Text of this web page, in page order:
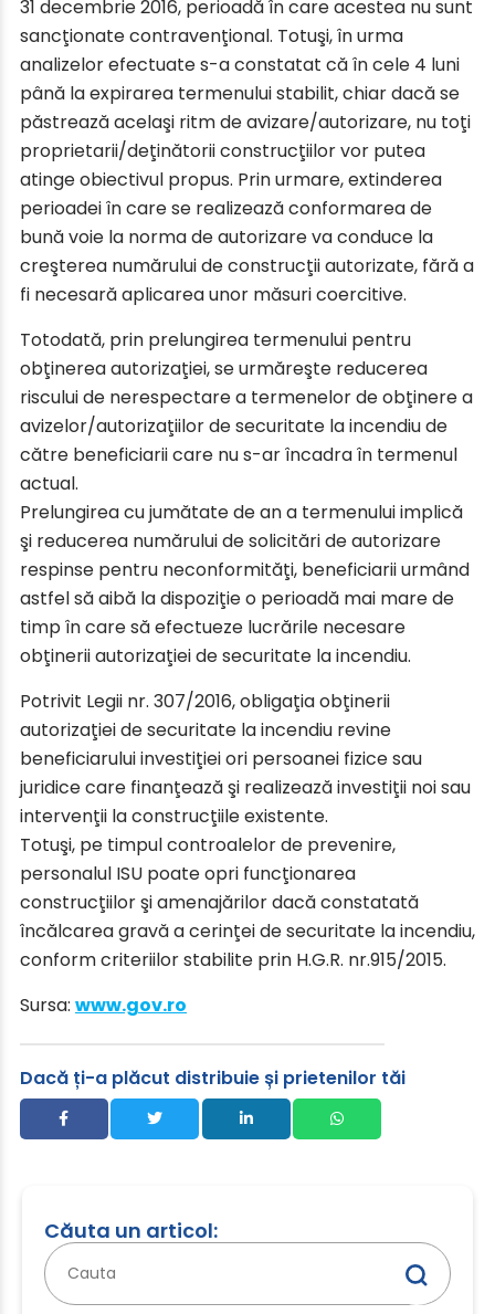
Căuta un articol:
Caută
după:
31 decembrie 2016, perioadă în care acestea nu sunt
sancţionate contravenţional. Totuşi, în urma
analizelor efectuate s-a constatat că în cele 4 luni
până la expirarea termenului stabilit, chiar dacă se
păstrează acelaşi ritm de avizare/autorizare, nu toţi
proprietarii/deţinătorii construcţiilor vor putea
atinge obiectivul propus. Prin urmare, extinderea
perioadei în care se realizează conformarea de
bună voie la norma de autorizare va conduce la
creşterea numărului de construcţii autorizate, fără a
fi necesară aplicarea unor măsuri coercitive.
Totodată, prin prelungirea termenului pentru
obţinerea autorizaţiei, se urmăreşte reducerea
riscului de nerespectare a termenelor de obţinere a
avizelor/autorizaţiilor de securitate la incendiu de
către beneficiarii care nu s-ar încadra în termenul
actual.
Prelungirea cu jumătate de an a termenului implică
şi reducerea numărului de solicitări de autorizare
respinse pentru neconformităţi, beneficiarii urmând
astfel să aibă la dispoziţie o perioadă mai mare de
timp în care să efectueze lucrările necesare
obţinerii autorizaţiei de securitate la incendiu.
Potrivit Legii nr. 307/2016, obligaţia obţinerii
autorizaţiei de securitate la incendiu revine
beneficiarului investiţiei ori persoanei fizice sau
juridice care finanţează şi realizează investiţii noi sau
intervenţii la construcţiile existente.
Totuşi, pe timpul controalelor de prevenire,
personalul ISU poate opri funcţionarea
construcţiilor şi amenajărilor dacă constatată
încălcarea gravă a cerinţei de securitate la incendiu,
conform criteriilor stabilite prin H.G.R. nr.915/2015.
Sursa: www.gov.ro
Dacă ți-a plăcut distribuie și prietenilor tăi